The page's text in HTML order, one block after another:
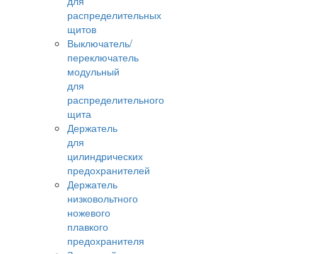
распределительных
щитов
Выключатель/
переключатель
модульный
для
распределительного
щита
Держатель
для
цилиндрических
предохранителей
Держатель
низковольтного
ножевого
плавкого
предохранителя